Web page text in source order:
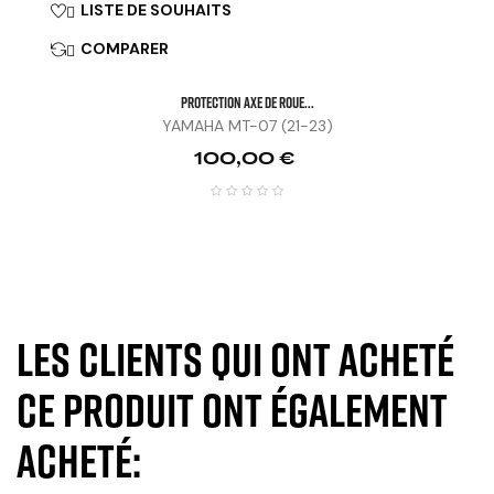
 LISTE DE SOUHAITS
 COMPARER
PROTECTION AXE DE ROUE...
YAMAHA MT-07 (21-23)
Prix
100,00 €
Les clients qui ont acheté
ce produit ont également
acheté: